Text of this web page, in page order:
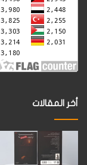
أخر المقالات